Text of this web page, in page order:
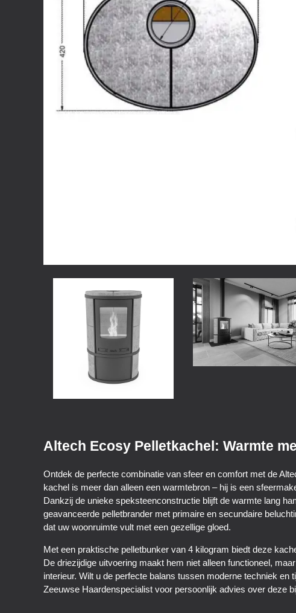
Altech Ecosy Pelletkachel: Warmte
Ontdek de perfecte combinatie van sfeer en comfort met de
kachel is meer dan alleen een warmtebron – hij is een
Dankzij de unieke speksteenconstructie blijft de warmte lang
geavanceerde pelletbrander met primaire en secundaire
dat uw woonruimte vult met een gezellige gloed.
Met een praktische pelletbunker van 4 kilogram biedt deze
De driezijdige uitvoering maakt hem niet alleen functioneel,
interieur. Wilt u de perfecte balans tussen moderne techniek
Zeeuwse Haardenspecialist voor persoonlijk advies over deze